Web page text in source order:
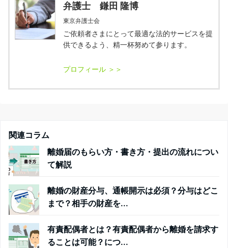
弁護士 鎌田 隆博
東京弁護士会
ご依頼者さまにとって最適な法的サービスを提
供できるよう、精一杯努めて参ります。
関連コラム
離婚届のもらい方・書き方・提出の流れについ
て解説
離婚の財産分与、通帳開示は必須？分与はどこ
まで？相手の財産を...
有責配偶者とは？有責配偶者から離婚を請求す
ることは可能？につ...